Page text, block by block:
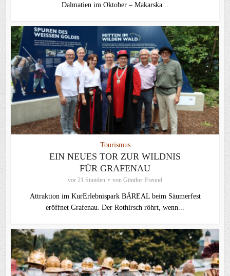
Dalmatien im Oktober – Makarska...
Tourismus
EIN NEUES TOR ZUR WILDNIS
FÜR GRAFENAU
vor 21 Stunden von Günther Freund
Attraktion im KurErlebnispark BÄREAL beim Säumerfest
eröffnet Grafenau. Der Rothirsch röhrt, wenn...